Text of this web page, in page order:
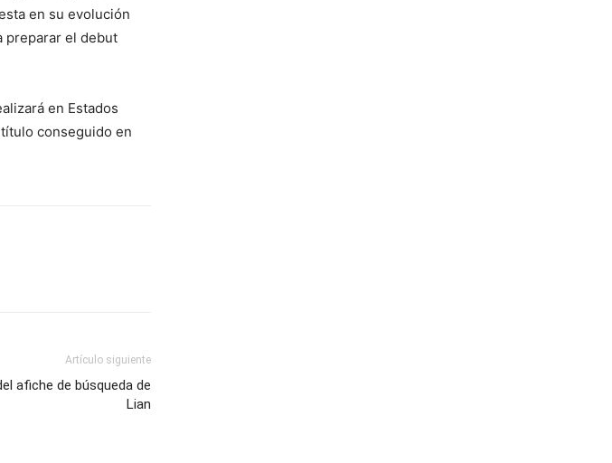
en su evolución
preparar el debut
en Estados
conseguido en
Artículo siguiente
afiche de búsqueda de
Lian